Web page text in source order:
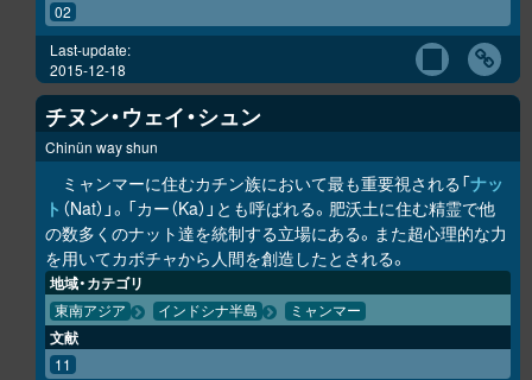
02
Last-update:
2015-12-18
チヌン・ウェイ・シュン
Chinün way shun
ミャンマーに住むカチン族において最も重要視される「ナッ
ト （Nat）」。「カー（Ka）」とも呼ばれる。肥沃土に住む精霊で他
の数多くのナット達を統制する立場にある。また超心理的な力
を用いてカボチャから人間を創造したとされる。
地域・カテゴリ
東南アジア インドシナ半島 ミャンマー
文献
11